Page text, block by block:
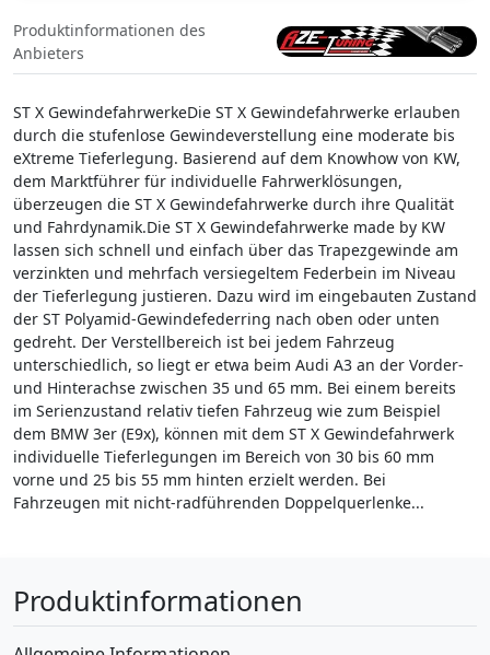
Produktinformationen des
Anbieters
ST X GewindefahrwerkeDie ST X Gewindefahrwerke erlauben
durch die stufenlose Gewindeverstellung eine moderate bis
eXtreme Tieferlegung. Basierend auf dem Knowhow von KW,
dem Marktführer für individuelle Fahrwerklösungen,
überzeugen die ST X Gewindefahrwerke durch ihre Qualität
und Fahrdynamik.Die ST X Gewindefahrwerke made by KW
lassen sich schnell und einfach über das Trapezgewinde am
verzinkten und mehrfach versiegeltem Federbein im Niveau
der Tieferlegung justieren. Dazu wird im eingebauten Zustand
der ST Polyamid-Gewindefederring nach oben oder unten
gedreht. Der Verstellbereich ist bei jedem Fahrzeug
unterschiedlich, so liegt er etwa beim Audi A3 an der Vorder-
und Hinterachse zwischen 35 und 65 mm. Bei einem bereits
im Serienzustand relativ tiefen Fahrzeug wie zum Beispiel
dem BMW 3er (E9x), können mit dem ST X Gewindefahrwerk
individuelle Tieferlegungen im Bereich von 30 bis 60 mm
vorne und 25 bis 55 mm hinten erzielt werden. Bei
Fahrzeugen mit nicht-radführenden Doppelquerlenke...
Produktinformationen